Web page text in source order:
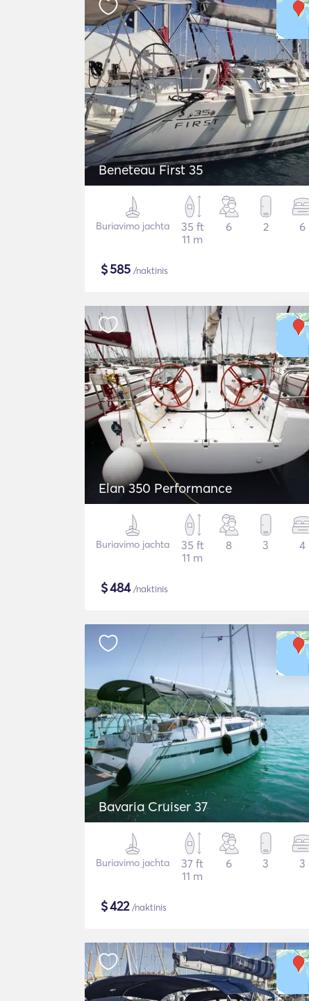
Beneteau First 35
Buriavimo jachta
35 ft
11 m
6 2 6
$585 /naktinis
Elan 350 Performance
Buriavimo jachta
35 ft
11 m
8 3 4
$484/naktinis
Bavaria Cruiser 37
Buriavimo jachta
37 ft
11 m
6 3 3
$422/naktinis